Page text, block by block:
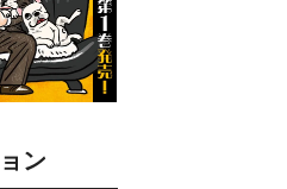
ン